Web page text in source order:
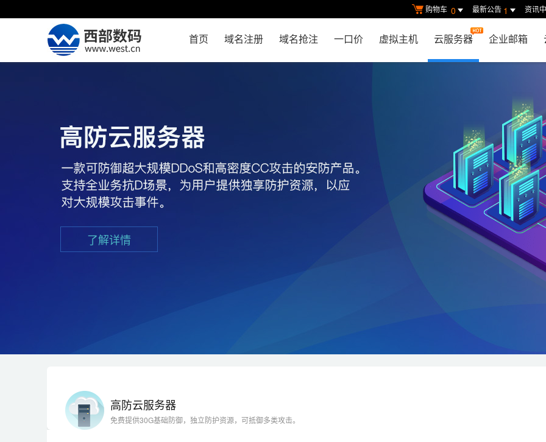
购物车 0 最新公告 1 资讯
首页 域名注册 域名抢注 一口价 虚拟主机 云服务器 企业邮箱
了解详情
高防云服务器
免费提供30G基础防御，独立防护资源，可抵御多类攻击。